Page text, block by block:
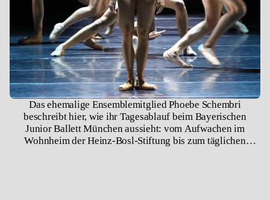
Das ehemalige Ensemblemitglied Phoebe Schembri
beschreibt hier, wie ihr Tagesablauf beim Bayerischen
Junior Ballett München aussieht: vom Aufwachen im
Wohnheim der Heinz-Bosl-Stiftung bis zum täglichen